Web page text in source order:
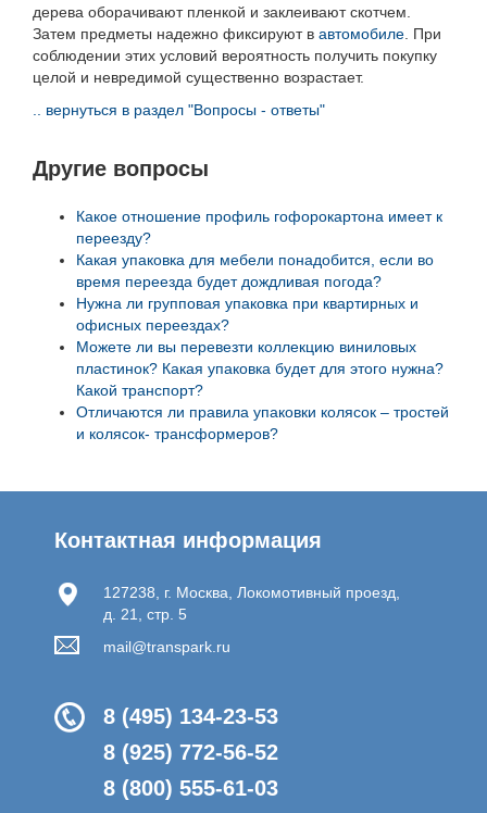
дерева оборачивают пленкой и заклеивают скотчем.
Затем предметы надежно фиксируют в автомобиле . При
соблюдении этих условий вероятность получить покупку
целой и невредимой существенно возрастает.
.. вернуться в раздел "Вопросы - ответы"
Другие вопросы
Какое отношение профиль гофорокартона имеет к
переезду?
Какая упаковка для мебели понадобится, если во
время переезда будет дождливая погода?
Нужна ли групповая упаковка при квартирных и
офисных переездах?
Можете ли вы перевезти коллекцию виниловых
пластинок? Какая упаковка будет для этого нужна?
Какой транспорт?
Отличаются ли правила упаковки колясок – тростей
и колясок- трансформеров?
Контактная информация
127238, г. Москва, Локомотивный проезд,
д. 21, стр. 5
mail@transpark.ru
8 (495) 134-23-53
8 (925) 772-56-52
8 (800) 555-61-03